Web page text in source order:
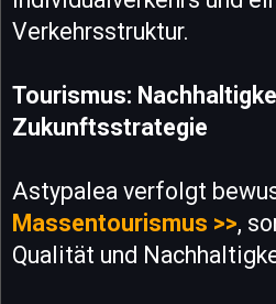
Verkehrsstruktur.
Tourismus:
Zukunftsstrategie
Astypalea verfolgt
Massentourismus >>,
Qualität und